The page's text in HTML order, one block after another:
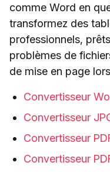
comme Word en
transformez des
professionnels,
problèmes de
de mise en page
Convertisseur
Convertisseur
Convertisseur
Convertisseur